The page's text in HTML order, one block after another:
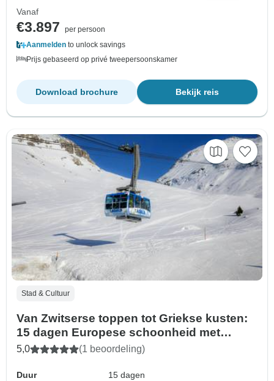
Vanaf
€3.897
per persoon
Aanmelden to unlock savings
Prijs gebaseerd op privé tweepersoonskamer
Bekijk reis
Download brochure
Stad & Cultuur
Van Zwitserse toppen tot Griekse kusten:
15 dagen Europese schoonheid met
optioneel meer van Lugano
5,0 (1 beoordeling)
Duur
15 dagen